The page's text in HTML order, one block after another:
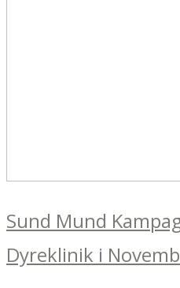
Sund Mund
Dyreklinik i